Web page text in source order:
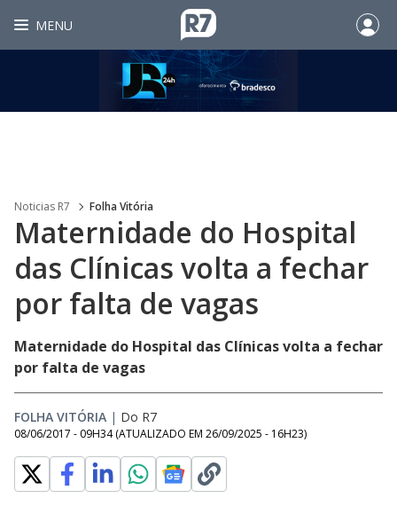
MENU
Noticias R7 Folha Vitória
Maternidade do Hospital
das Clínicas volta a fechar
por falta de vagas
Maternidade do Hospital das Clínicas volta a fechar
por falta de vagas
FOLHA VITÓRIA | Do R7
08/06/2017 - 09H34 (ATUALIZADO EM 26/09/2025 - 16H23)